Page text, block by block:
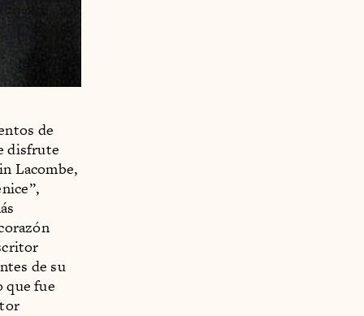
de
disfrute
Lacombe,
de su
que fue